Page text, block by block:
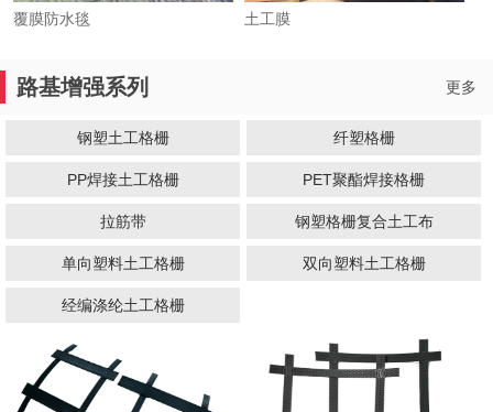
覆膜防水毯 土工膜
路基增强系列 更多
钢塑土工格栅 纤塑格栅
PP焊接土工格栅 PET聚酯焊接格栅
拉筋带 钢塑格栅复合土工布
单向塑料土工格栅 双向塑料土工格栅
经编涤纶土工格栅